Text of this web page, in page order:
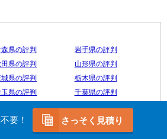
県の評判
岩手県の評判
県の評判
山形県の評判
県の評判
栃木県の評判
県の評判
千葉県の評判
奈川県の評判
新潟県の評判
県の評判
福井県の評判
野県の評判 岐阜県の評判
要！ さっそく見積り